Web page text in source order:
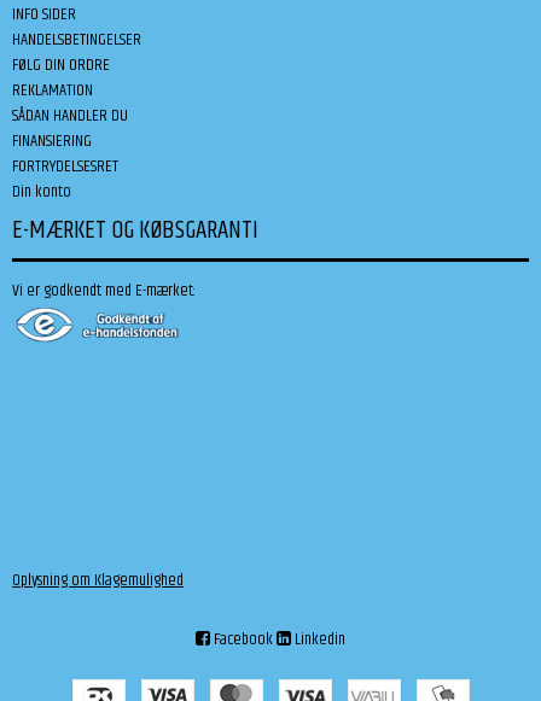
INFO SIDER
HANDELSBETINGELSER
FØLG DIN ORDRE
REKLAMATION
SÅDAN HANDLER DU
FINANSIERING
FORTRYDELSESRET
Din konto
E-MÆRKET OG KØBSGARANTI
Vi er godkendt med E-mærket:
Oplysning om Klagemulighed
Facebook Linkedin